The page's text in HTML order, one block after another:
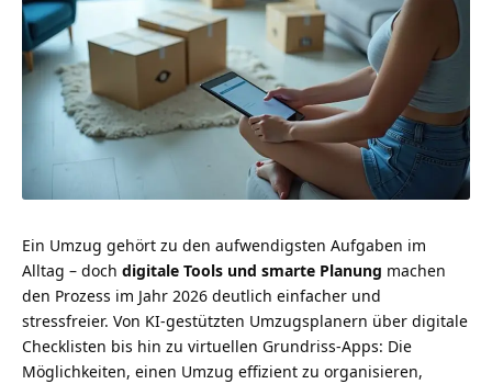
Ein Umzug gehört zu den aufwendigsten Aufgaben im
Alltag – doch digitale Tools und smarte Planung machen
den Prozess im Jahr 2026 deutlich einfacher und
stressfreier. Von KI-gestützten Umzugsplanern über digitale
Checklisten bis hin zu virtuellen Grundriss-Apps: Die
Möglichkeiten, einen Umzug effizient zu organisieren,